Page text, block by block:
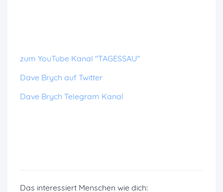
zum YouTube Kanal "TAGESSAU"
Dave Brych auf Twitter
Dave Brych Telegram Kanal
Das interessiert Menschen wie dich: